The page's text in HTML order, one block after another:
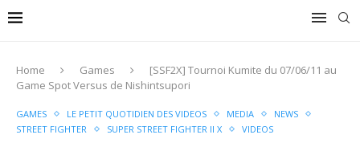
Home Games
[SSF2X] Tournoi Kumite du 07/06/11 au
Game Spot Versus de Nishintsupori
GAMES LE PETIT QUOTIDIEN DES VIDEOS MEDIA
NEWS
STREET FIGHTER
SUPER STREET FIGHTER II X VIDEOS